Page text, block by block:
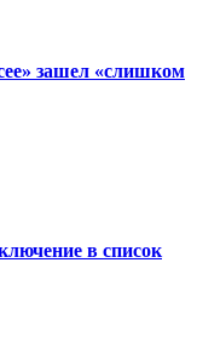
зашел «слишком
в список